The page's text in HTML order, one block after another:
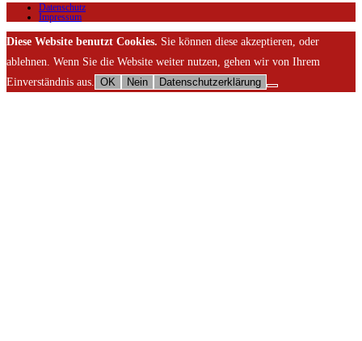
Datenschutz
Impressum
Diese Website benutzt Cookies. Sie können diese akzeptieren, oder
ablehnen. Wenn Sie die Website weiter nutzen, gehen wir von Ihrem
Einverständnis aus.
OK Nein Datenschutzerklärung